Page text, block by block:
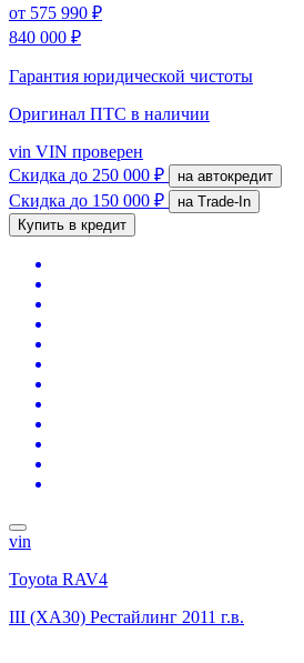
от 575 990 ₽
840 000 ₽
Гарантия юридической чистоты
Оригинал ПТС в наличии
vin VIN проверен
Скидка до 250 000 ₽ на автокредит
Скидка до 150 000 ₽
на Trade-In
Купить в кредит
vin
Toyota RAV4
III (XA30) Рестайлинг 2011 г.в.